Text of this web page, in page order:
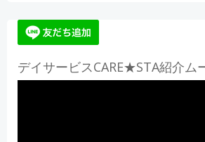
デイサービスCARE★STA紹介ム